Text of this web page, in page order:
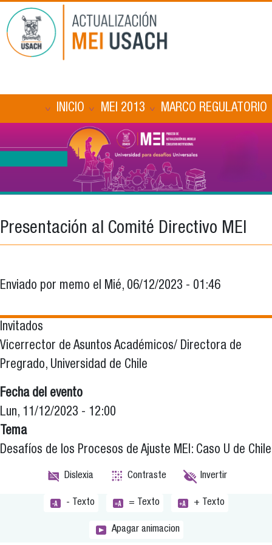
Pasar al contenido principal
Main navigation
INICIO MEI 2013 MARCO REGULATORIO
Presentación al Comité Directivo MEI
Dislexia Contraste Invertir
- Texto = Texto + Texto
Apagar animacion
Enviado por memo el Mié, 06/12/2023 - 01:46
Invitados
Vicerrector de Asuntos Académicos/ Directora de
Pregrado, Universidad de Chile
Fecha del evento
Lun, 11/12/2023 - 12:00
Tema
Desafíos de los Procesos de Ajuste MEI: Caso U de Chile